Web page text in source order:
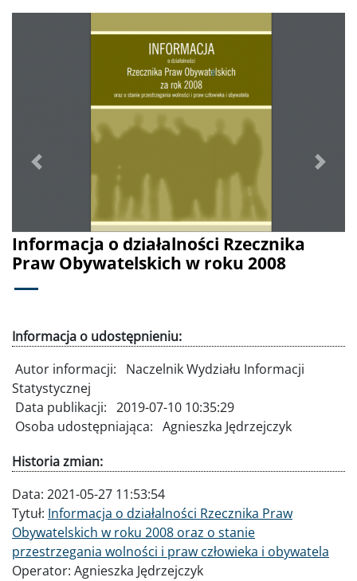
Informacja o działalności Rzecznika
Praw Obywatelskich w roku 2008
Poprzednie Dalej
Informacja o udostępnieniu:
Autor informacji:
Naczelnik Wydziału Informacji
Statystycznej
Data publikacji: 2019-07-10 10:35:29
Osoba udostępniająca: Agnieszka Jędrzejczyk
Historia zmian:
Data: 2021-05-27 11:53:54
Tytuł: Informacja o działalności Rzecznika Praw
Obywatelskich w roku 2008 oraz o stanie
przestrzegania wolności i praw człowieka i obywatela
Operator: Agnieszka Jędrzejczyk